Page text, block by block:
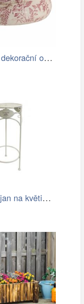
Keramický dekorační obal na květináč s…
Vysoký stojan na květiny provence - SD